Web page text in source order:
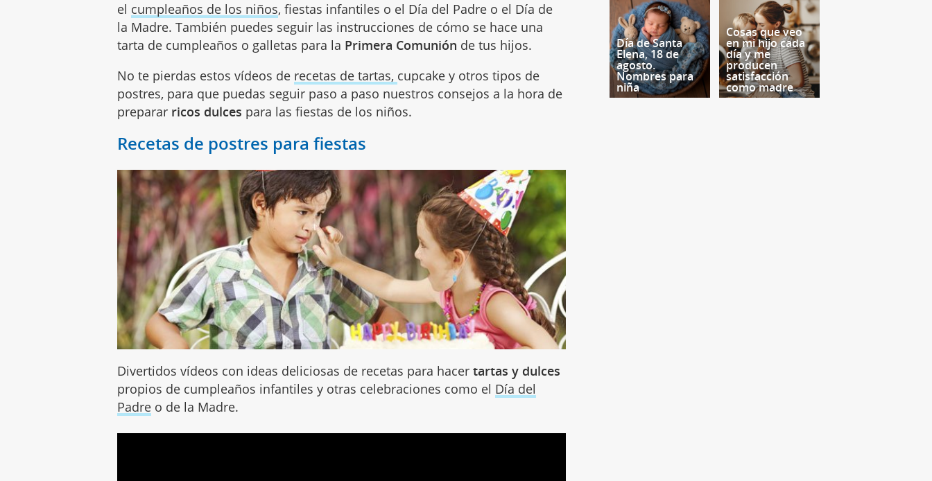
el cumpleaños de los niños, fiestas infantiles o el Día del Padre o el Día de
la Madre. También puedes seguir las instrucciones de cómo se hace una
tarta de cumpleaños o galletas para la Primera Comunión de tus hijos.
No te pierdas estos vídeos de recetas de tartas, cupcake y otros tipos de
postres, para que puedas seguir paso a paso nuestros consejos a la hora de
preparar ricos dulces para las fiestas de los niños.
Recetas de postres para fiestas
Divertidos vídeos con ideas deliciosas de recetas para hacer tartas y dulces
propios de cumpleaños infantiles y otras celebraciones como el Día del
Padre o de la Madre.
Día de Santa
Elena, 18 de
agosto.
Nombres para
niña
Cosas que veo
en mi hijo cada
día y me
producen
satisfacción
como madre